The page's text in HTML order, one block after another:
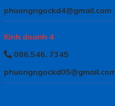
phuongngockd4@gmail.com
Kinh doanh 4
086.546. 7345